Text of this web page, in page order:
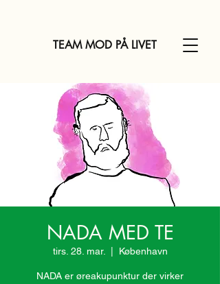
TEAM MOD PÅ LIVET
NADA MED TE
tirs. 28. mar. København
NADA er øreakupunktur der virker